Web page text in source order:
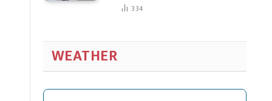
334
WEATHER